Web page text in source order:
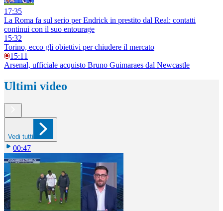
17:35
La Roma fa sul serio per Endrick in prestito dal Real: contatti
continui con il suo entourage
15:32
Torino, ecco gli obiettivi per chiudere il mercato
15:11
Arsenal, ufficiale acquisto Bruno Guimaraes dal Newcastle
Ultimi video
Vedi tutti
00:47